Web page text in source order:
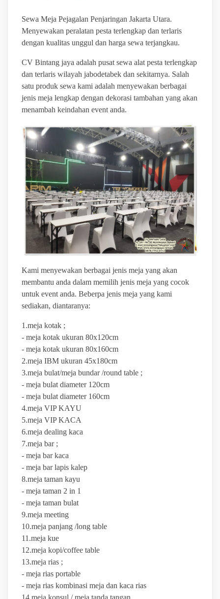
Sewa Meja Pejagalan Penjaringan Jakarta Utara.
Menyewakan peralatan pesta terlengkap dan terlaris
dengan kualitas unggul dan harga sewa terjangkau.
CV Bintang jaya adalah pusat sewa alat pesta terlengkap
dan terlaris wilayah jabodetabek dan sekitarnya. Salah
satu produk sewa kami adalah menyewakan berbagai
jenis meja lengkap dengan dekorasi tambahan yang akan
menambah keindahan event anda.
Kami menyewakan berbagai jenis meja yang akan
membantu anda dalam memilih jenis meja yang cocok
untuk event anda. Beberpa jenis meja yang kami
sediakan, diantaranya:
1.meja kotak ;
- meja kotak ukuran 80x120cm
- meja kotak ukuran 80x160cm
2.meja IBM ukuran 45x180cm
3.meja bulat/meja bundar /round table ;
- meja bulat diameter 120cm
- meja bulat diameter 160cm
4.meja VIP KAYU
5.meja VIP KACA
6.meja dealing kaca
7.meja bar ;
- meja bar kaca
- meja bar lapis kalep
8.meja taman kayu
- meja taman 2 in 1
- meja taman bulat
9.meja meeting
10.meja panjang /long table
11.meja kue
12.meja kopi/coffee table
13.meja rias ;
- meja rias portable
- meja rias kombinasi meja dan kaca rias
14.meja konsul / meja tanda tangan